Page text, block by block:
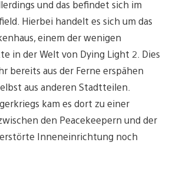
und das befindet sich im
Hierbei handelt es sich um das
einem der wenigen
in der Welt von Dying Light 2. Dies
bereits aus der Ferne erspähen
aus anderen Stadtteilen.
kam es dort zu einer
den Peacekeepern und der
Inneneinrichtung noch